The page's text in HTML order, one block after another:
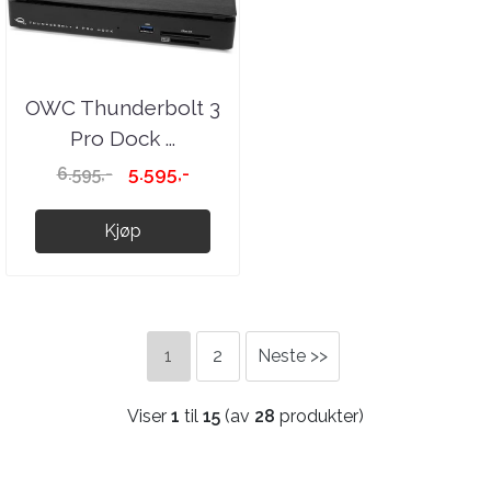
OWC Thunderbolt 3
Pro Dock ...
6.595,- 5.595,-
Kjøp
1 2 Neste >>
Viser 1 til 15 (av 28 produkter)